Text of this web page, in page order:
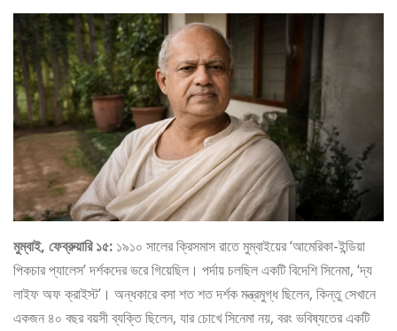
মুম্বাই, ফেব্রুয়ারি ১৫: ১৯১০ সালের ক্রিসমাস রাতে মুম্বাইয়ের ‘আমেরিকা-ইন্ডিয়া
পিকচার প্যালেস’ দর্শকদের ভরে গিয়েছিল। পর্দায় চলছিল একটি বিদেশি সিনেমা, ‘দ্য
লাইফ অফ ক্রাইস্ট’। অন্ধকারে বসা শত শত দর্শক মন্ত্রমুগ্ধ ছিলেন, কিন্তু সেখানে
একজন ৪০ বছর বয়সী ব্যক্তি ছিলেন, যার চোখে সিনেমা নয়, বরং ভবিষ্যতের একটি